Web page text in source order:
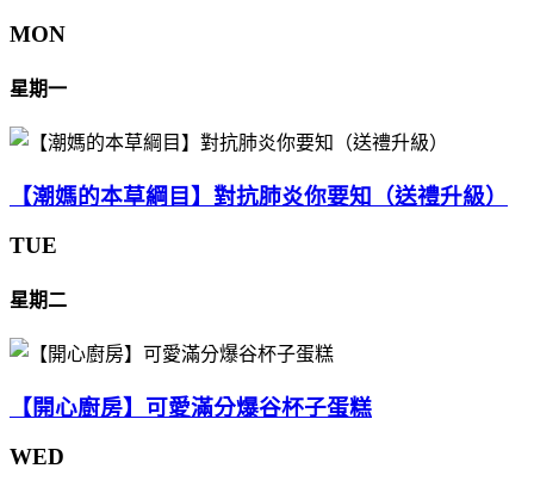
MON
星期一
【潮媽的本草綱目】對抗肺炎你要知（送禮升級）
TUE
星期二
【開心廚房】可愛滿分爆谷杯子蛋糕
WED